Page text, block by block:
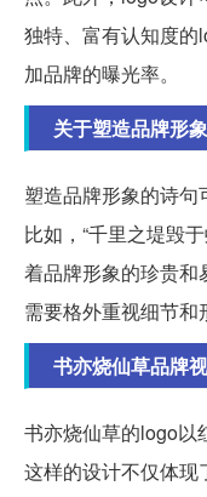
独特、富有认知度
加品牌的曝光率。
关于塑造品牌形
塑造品牌形象的诗句
比如，“千里之堤毁
着品牌形象的珍贵和
需要格外重视细节和
书亦烧仙草品牌
书亦烧仙草的logo以
这样的设计不仅体现